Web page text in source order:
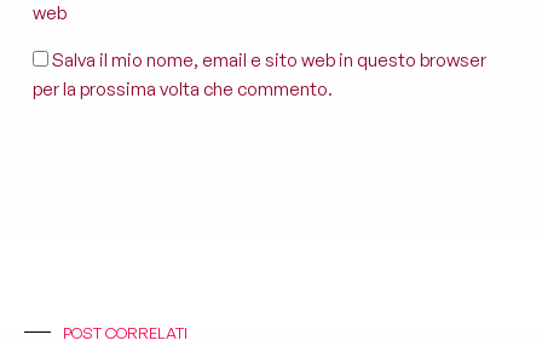
web
Salva il mio nome, email e sito web in questo browser
per la prossima volta che commento.
POST CORRELATI